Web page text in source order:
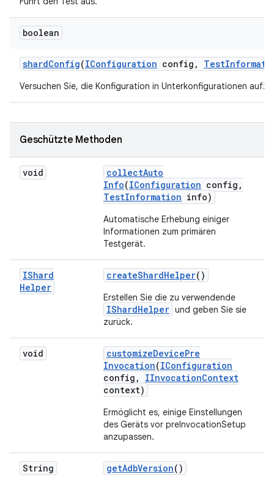
boolean
shardConfig(IConfiguration config , Test
Versuchen Sie, die Konfiguration in Unterkonfigurationen
Geschützte Methoden
void collectAuto
Info(IConfiguration config ,
TestInformation info)
Automatische Erhebung einiger
Informationen zum primären
Testgerät.
IShard
Helper
createShardHelper()
Erstellen Sie die zu verwendende
IShardHelper und geben Sie sie
zurück.
void customizeDevicePre
Invocation(IConfiguration
config , IInvocationContext
context)
Ermöglicht es, einige Einstellungen
des Geräts vor preInvocationSetup
anzupassen.
String getAdbVersion()